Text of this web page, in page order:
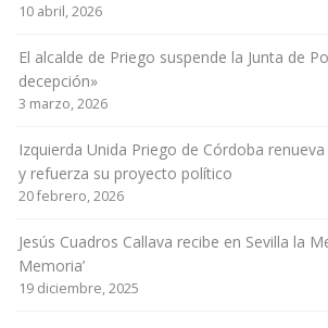
10 abril, 2026
El alcalde de Priego suspende la Junta de
decepción»
3 marzo, 2026
Izquierda Unida Priego de Córdoba
y refuerza su proyecto político
20 febrero, 2026
Jesús Cuadros Callava recibe en Sevilla la
Memoria’
19 diciembre, 2025